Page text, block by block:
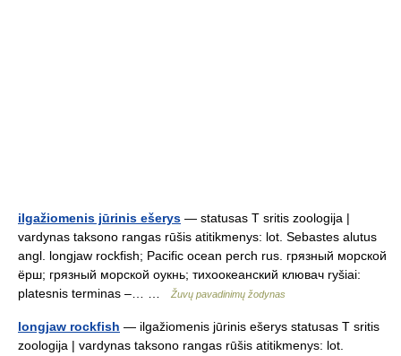
ilgažiomenis jūrinis ešerys — statusas T sritis zoologija |
vardynas taksono rangas rūšis atitikmenys: lot. Sebastes alutus
angl. longjaw rockfish; Pacific ocean perch rus. грязный морской
ёрш; грязный морской оукнь; тихоокеанский клювач ryšiai:
platesnis terminas –… …
Žuvų pavadinimų žodynas
longjaw rockfish — ilgažiomenis jūrinis ešerys statusas T sritis
zoologija | vardynas taksono rangas rūšis atitikmenys: lot.